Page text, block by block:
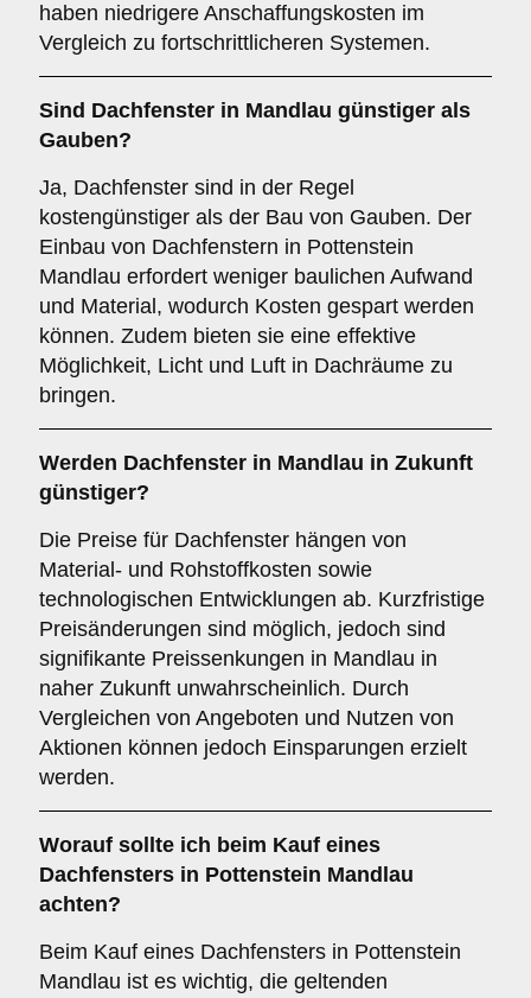
haben niedrigere Anschaffungskosten im
Vergleich zu fortschrittlicheren Systemen.
Sind Dachfenster in Mandlau günstiger als
Gauben?
Ja, Dachfenster sind in der Regel
kostengünstiger als der Bau von Gauben. Der
Einbau von Dachfenstern in Pottenstein
Mandlau erfordert weniger baulichen Aufwand
und Material, wodurch Kosten gespart werden
können. Zudem bieten sie eine effektive
Möglichkeit, Licht und Luft in Dachräume zu
bringen.
Werden Dachfenster in Mandlau in Zukunft
günstiger?
Die Preise für Dachfenster hängen von
Material- und Rohstoffkosten sowie
technologischen Entwicklungen ab. Kurzfristige
Preisänderungen sind möglich, jedoch sind
signifikante Preissenkungen in Mandlau in
naher Zukunft unwahrscheinlich. Durch
Vergleichen von Angeboten und Nutzen von
Aktionen können jedoch Einsparungen erzielt
werden.
Worauf sollte ich beim Kauf eines
Dachfensters in Pottenstein Mandlau
achten?
Beim Kauf eines Dachfensters in Pottenstein
Mandlau ist es wichtig, die geltenden